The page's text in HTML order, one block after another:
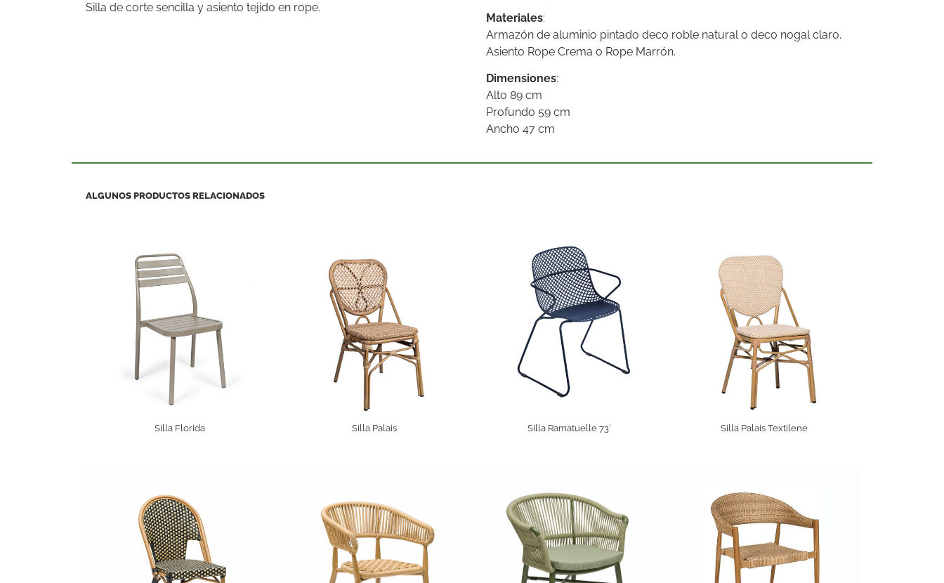
Silla de corte sencilla y asiento tejido en rope.
Materiales:
Armazón de aluminio pintado deco roble natural o deco nogal claro.
Asiento Rope Crema o Rope Marrón.
Dimensiones:
Alto 89 cm
Profundo 59 cm
Ancho 47 cm
ALGUNOS PRODUCTOS RELACIONADOS
Silla Florida Silla Palais Silla Ramatuelle 73′ Silla Palais Textilene